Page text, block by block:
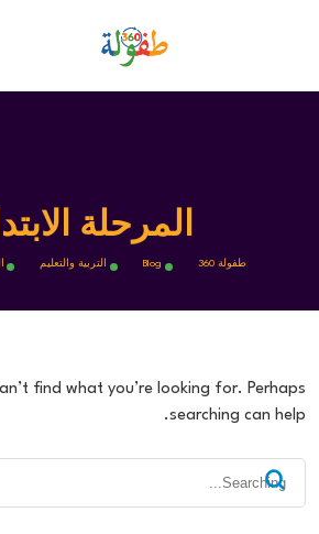
المرحلة
طفولة 360 Blog التربية والتعليم
find what you’re looking for. Perhaps
searching can help.
Search
for: